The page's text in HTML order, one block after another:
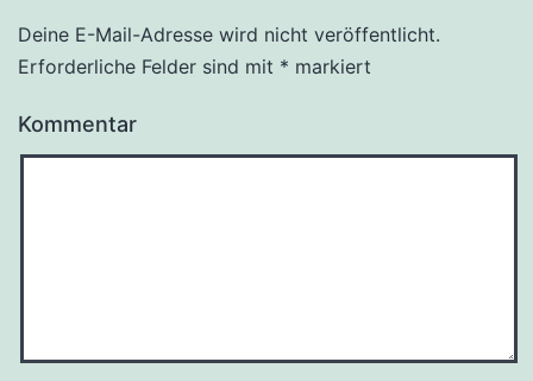
Deine E-Mail-Adresse wird nicht veröffentlicht.
Erforderliche Felder sind mit * markiert
Kommentar